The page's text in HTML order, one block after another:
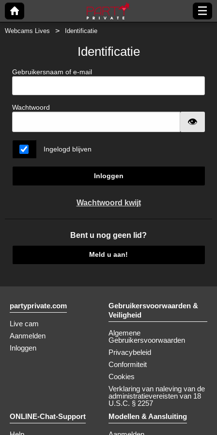
Webcams Lives Identificatie
Identificatie
Gebruikersnaam of e-mail
Wachtwoord
Ingelogd blijven
Inloggen
Wachtwoord kwijt
Bent u nog geen lid?
Meld u aan!
partyprivate.com
Live cam
Aanmelden
Inloggen
Gebruikersvoorwaarden &
Veiligheid
Algemene
Gebruikersvoorwaarden
Privacybeleid
Conformiteit
Cookies
Verklaring van naleving van de
administratievereisten van 18
U.S.C. § 2257
ONLINE-Chat-Support
Modellen & Aansluiting